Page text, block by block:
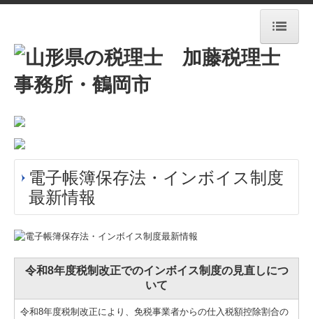
HOME
事務所紹介
業務案内
交通案内
セミナー・公募情報
ちょっと一息・・・
電子帳簿保存法・インボイス制度
最新情報
令和8年度税制改正でのインボイス制度の見直しにつ
いて
令和8年度税制改正により、免税事業者からの仕入税額控除割合の